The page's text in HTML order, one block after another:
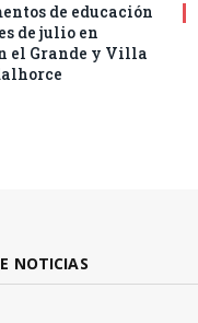
de educación
de julio en
el Grande y Villa
NOTICIAS